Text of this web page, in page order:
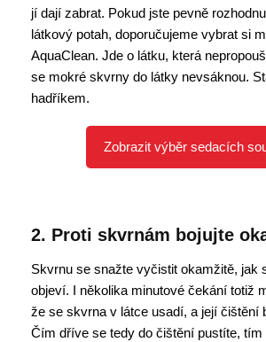
jí dají zabrat. Pokud jste pevně
látkový potah, doporučujeme vybrat si
AquaClean. Jde o látku, která
se mokré skvrny do látky nevsáknou.
hadříkem.
Zobrazit výběr sedacích
2. Proti skvrnám bojujte
Skvrnu se snažte vyčistit okamžitě, jak
objeví. I několika minutové čekání totiž
že se skvrna v látce usadí, a její čištění
Čím dříve se tedy do čištění pustíte, tím